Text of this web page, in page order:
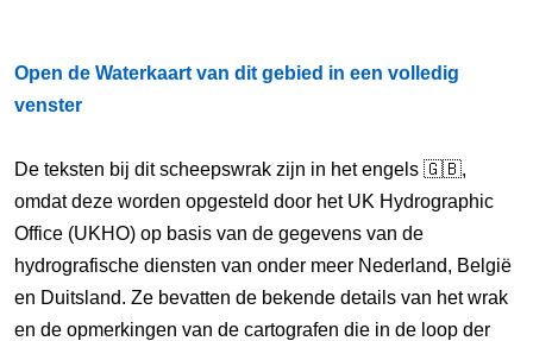
Open de Waterkaart van dit gebied in een volledig
venster
De teksten bij dit scheepswrak zijn in het engels 🇬🇧,
omdat deze worden opgesteld door het UK Hydrographic
Office (UKHO) op basis van de gegevens van de
hydrografische diensten van onder meer Nederland, België
en Duitsland. Ze bevatten de bekende details van het wrak
en de opmerkingen van de cartografen die in de loop der